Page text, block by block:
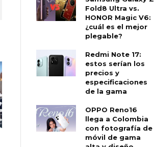
Fold8 Ultra vs.
HONOR Magic V6:
¿cuál es el mejor
plegable?
Redmi Note 17:
estos serían los
precios y
especificaciones
de la gama
OPPO Reno16
llega a Colombia
con fotografía de
móvil de gama